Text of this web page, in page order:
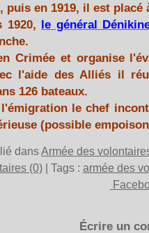
, puis en 1919, il est placé
1920, le général
Crimée et organise
l'aide des Alliés il
126 bateaux.
le chef
(possible
dansArmée des
(0)| Tags : armée des
Écrire un